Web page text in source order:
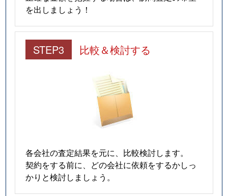
を出しましょう！
STEP3 比較＆検討する
各会社の査定結果を元に、比較検討します。
契約をする前に、どの会社に依頼をするかしっ
かりと検討しましょう。